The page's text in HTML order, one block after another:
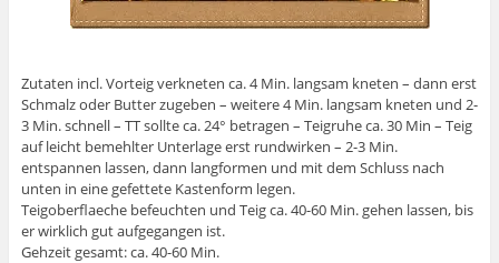
Zutaten incl. Vorteig verkneten ca. 4 Min. langsam kneten – dann erst
Schmalz oder Butter zugeben – weitere 4 Min. langsam kneten und 2-
3 Min. schnell – TT sollte ca. 24° betragen – Teigruhe ca. 30 Min – Teig
auf leicht bemehlter Unterlage erst rundwirken – 2-3 Min.
entspannen lassen, dann langformen und mit dem Schluss nach
unten in eine gefettete Kastenform legen.
Teigoberflaeche befeuchten und Teig ca. 40-60 Min. gehen lassen, bis
er wirklich gut aufgegangen ist.
Gehzeit gesamt: ca. 40-60 Min.